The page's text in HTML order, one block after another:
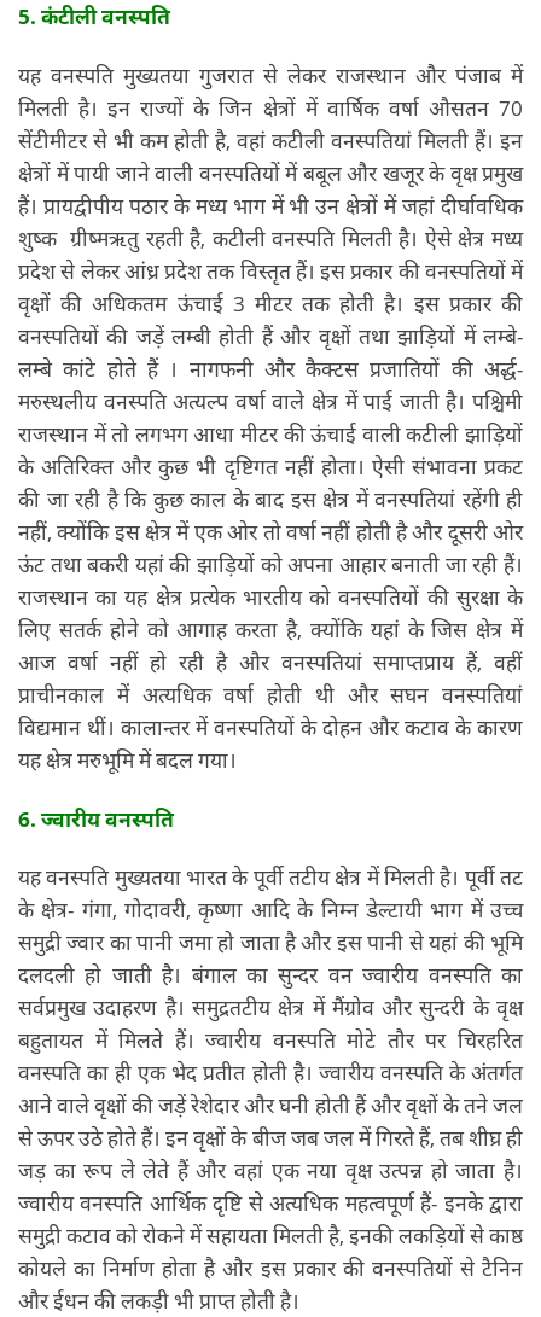
5. कंटीली वनस्पति
यह वनस्पति मुख्यतया गुजरात से लेकर राजस्थान और पंजाब में
मिलती है। इन राज्यों के जिन क्षेत्रों में वार्षिक वर्षा औसतन 70
सेंटीमीटर से भी कम होती है, वहां कटीली वनस्पतियां मिलती हैं। इन
क्षेत्रों में पायी जाने वाली वनस्पतियों में बबूल और खजूर के वृक्ष प्रमुख
हैं। प्रायद्वीपीय पठार के मध्य भाग में भी उन क्षेत्रों में जहां दीर्घावधिक
शुष्क ग्रीष्मऋतु रहती है, कटीली वनस्पति मिलती है। ऐसे क्षेत्र मध्य
प्रदेश से लेकर आंध्र प्रदेश तक विस्तृत हैं। इस प्रकार की वनस्पतियों में
वृक्षों की अधिकतम ऊंचाई 3 मीटर तक होती है। इस प्रकार की
वनस्पतियों की जड़ें लम्बी होती हैं और वृक्षों तथा झाड़ियों में लम्बे-
लम्बे कांटे होते हैं । नागफनी और कैक्टस प्रजातियों की अर्द्ध-
मरुस्थलीय वनस्पति अत्यल्प वर्षा वाले क्षेत्र में पाई जाती है। पश्चिमी
राजस्थान में तो लगभग आधा मीटर की ऊंचाई वाली कटीली झाड़ियों
के अतिरिक्त और कुछ भी दृष्टिगत नहीं होता। ऐसी संभावना प्रकट
की जा रही है कि कुछ काल के बाद इस क्षेत्र में वनस्पतियां रहेंगी ही
नहीं, क्योंकि इस क्षेत्र में एक ओर तो वर्षा नहीं होती है और दूसरी ओर
ऊंट तथा बकरी यहां की झाड़ियों को अपना आहार बनाती जा रही हैं।
राजस्थान का यह क्षेत्र प्रत्येक भारतीय को वनस्पतियों की सुरक्षा के
लिए सतर्क होने को आगाह करता है, क्योंकि यहां के जिस क्षेत्र में
आज वर्षा नहीं हो रही है और वनस्पतियां समाप्तप्राय हैं, वहीं
प्राचीनकाल में अत्यधिक वर्षा होती थी और सघन वनस्पतियां
विद्यमान थीं। कालान्तर में वनस्पतियों के दोहन और कटाव के कारण
यह क्षेत्र मरुभूमि में बदल गया।
6. ज्वारीय वनस्पति
यह वनस्पति मुख्यतया भारत के पूर्वी तटीय क्षेत्र में मिलती है। पूर्वी तट
के क्षेत्र- गंगा, गोदावरी, कृष्णा आदि के निम्न डेल्टायी भाग में उच्च
समुद्री ज्वार का पानी जमा हो जाता है और इस पानी से यहां की भूमि
दलदली हो जाती है। बंगाल का सुन्दर वन ज्वारीय वनस्पति का
सर्वप्रमुख उदाहरण है। समुद्रतटीय क्षेत्र में मैंग्रोव और सुन्दरी के वृक्ष
बहुतायत में मिलते हैं। ज्वारीय वनस्पति मोटे तौर पर चिरहरित
वनस्पति का ही एक भेद प्रतीत होती है। ज्वारीय वनस्पति के अंतर्गत
आने वाले वृक्षों की जड़ें रेशेदार और घनी होती हैं और वृक्षों के तने जल
से ऊपर उठे होते हैं। इन वृक्षों के बीज जब जल में गिरते हैं, तब शीघ्र ही
जड़ का रूप ले लेते हैं और वहां एक नया वृक्ष उत्पन्न हो जाता है।
ज्वारीय वनस्पति आर्थिक दृष्टि से अत्यधिक महत्वपूर्ण हैं- इनके द्वारा
समुद्री कटाव को रोकने में सहायता मिलती है, इनकी लकड़ियों से काष्ठ
कोयले का निर्माण होता है और इस प्रकार की वनस्पतियों से टैनिन
और ईधन की लकड़ी भी प्राप्त होती है।